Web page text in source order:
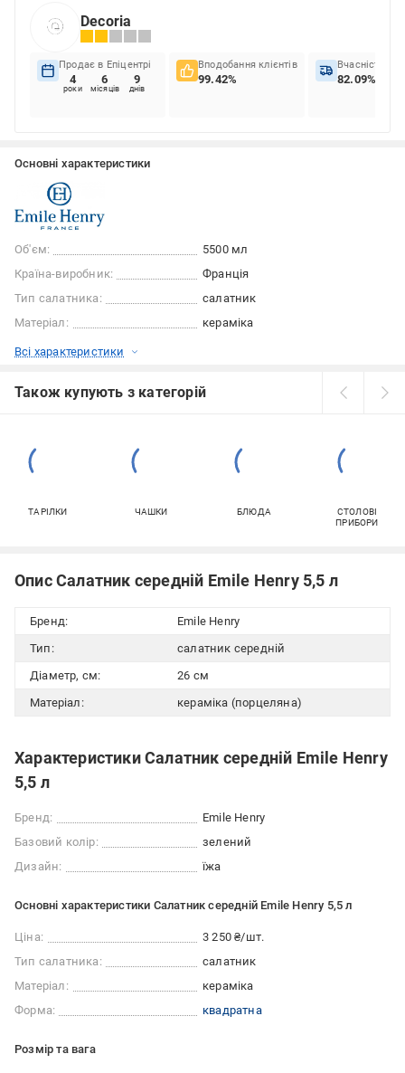
Decoria
Продає в Епіцентрі
4
роки
6
місяців
9
днів
Вподобання клієнтів
99.42%
Вчасність
82.09%
Основні характеристики
Об'єм:
5500 мл
Країна-виробник:
Франція
Тип салатника:
салатник
Матеріал:
кераміка
Всі характеристики
Також купують з категорій
ТАРІЛКИ ЧАШКИ БЛЮДА
СТОЛОВІ
ПРИБОРИ
Опис Салатник середній Emile Henry 5,5 л
Бренд:
Emile Henry
Тип:
салатник середній
Діаметр, см:
26 см
Матеріал:
кераміка (порцеляна)
Характеристики Салатник середній Emile Henry
5,5 л
Бренд:
Emile Henry
Базовий колір:
зелений
Дизайн:
їжа
Основні характеристики Салатник середній Emile Henry 5,5 л
Ціна:
3 250 ₴/шт.
Тип салатника:
салатник
Матеріал:
кераміка
Форма:
квадратна
Розмір та вага